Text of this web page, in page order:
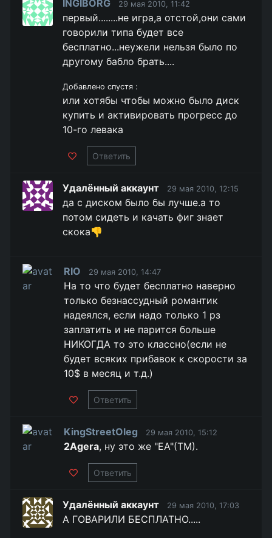
INGIBORG 29 мая 2010, 11:42
первый........не игра,а отстой,они сами
говорили типа будет все
бесплатно...неужели нельзя было по
другому бабло брать....
Добавлено спустя :
или хотябы чтобы можно было диск
купить и активировать прогресс до
10-го левака
Ответить
Удалённый аккаунт 29 мая 2010, 12:15
да с диском было бы лучше.а то
потом сидеть и качать фиг знает
скока👎
RIO 29 мая 2010, 14:47
На то что будет бесплатно наверно
только безнассудный романтик
надеялся, если надо только 1 рз
заплатить и не парится больше
НИКОГДА то это классно(если не
будет всяких прибавок к скорости за
10$ в месяц и т.д.)
Ответить
KingStreetOleg 29 мая 2010, 15:12
2Agera, ну это же "EA"(TM).
Ответить
Удалённый аккаунт 29 мая 2010, 17:03
А ГОВАРИЛИ БЕСПЛАТНО.....